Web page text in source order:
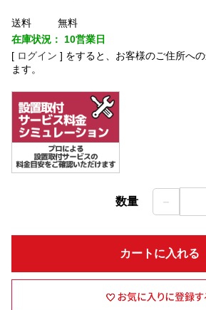
送料
無料
在庫状況： 10営業日
[ ログイン ] をすると、お客様のご住所へ
ます。
数量 －
カートに入れる